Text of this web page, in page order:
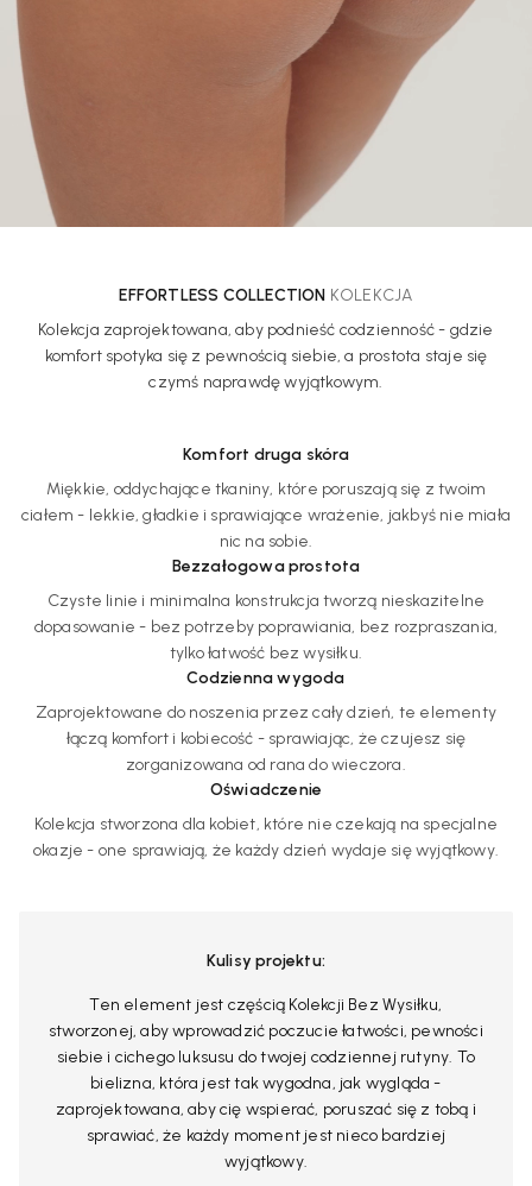
EFFORTLESS COLLECTION KOLEKCJA
Kolekcja zaprojektowana, aby podnieść codzienność - gdzie
komfort spotyka się z pewnością siebie, a prostota staje się
czymś naprawdę wyjątkowym.
Komfort druga skóra
Miękkie, oddychające tkaniny, które poruszają się z twoim
ciałem - lekkie, gładkie i sprawiające wrażenie, jakbyś nie miała
nic na sobie.
Bezzałogowa prostota
Czyste linie i minimalna konstrukcja tworzą nieskazitelne
dopasowanie - bez potrzeby poprawiania, bez rozpraszania,
tylko łatwość bez wysiłku.
Codzienna wygoda
Zaprojektowane do noszenia przez cały dzień, te elementy
łączą komfort i kobiecość - sprawiając, że czujesz się
zorganizowana od rana do wieczora.
Oświadczenie
Kolekcja stworzona dla kobiet, które nie czekają na specjalne
okazje - one sprawiają, że każdy dzień wydaje się wyjątkowy.
Kulisy projektu:
Ten element jest częścią Kolekcji Bez Wysiłku,
stworzonej, aby wprowadzić poczucie łatwości, pewności
siebie i cichego luksusu do twojej codziennej rutyny. To
bielizna, która jest tak wygodna, jak wygląda -
zaprojektowana, aby cię wspierać, poruszać się z tobą i
sprawiać, że każdy moment jest nieco bardziej
wyjątkowy.